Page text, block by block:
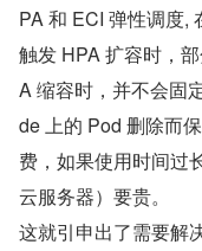
PA 和 ECI 弹性调度,
触发 HPA 扩容时，
A 缩容时，并不会固
de 上的 Pod 删除而
费，如果使用时间过
云服务器）要贵。
这就引申出了需要解